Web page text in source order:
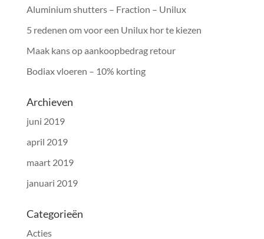
Aluminium shutters – Fraction – Unilux
5 redenen om voor een Unilux hor te kiezen
Maak kans op aankoopbedrag retour
Bodiax vloeren – 10% korting
Archieven
juni 2019
april 2019
maart 2019
januari 2019
Categorieën
Acties